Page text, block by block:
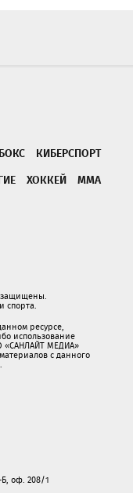
БОКС
КИБЕРСПОРТ
ХОККЕЙ
ММА
защищены.
спорта.
ресурсе,
использование
«САНЛАЙТ МЕДИА»
с данного
Б, оф. 208/1